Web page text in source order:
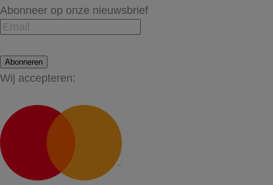
Abonneer op onze nieuwsbrief
Abonneren
Wij accepteren: